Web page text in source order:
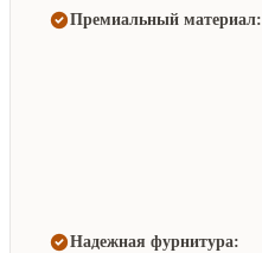
Премиальный материал:
Надежная фурнитура: